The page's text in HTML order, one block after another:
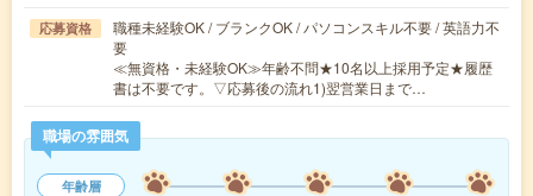
応募資格
職種未経験OK / ブランクOK / パソコンスキル不要 / 英語力不
要
≪無資格・未経験OK≫年齢不問★10名以上採用予定★履歴
書は不要です。▽応募後の流れ1)翌営業日まで…
職場の雰囲気
年齢層